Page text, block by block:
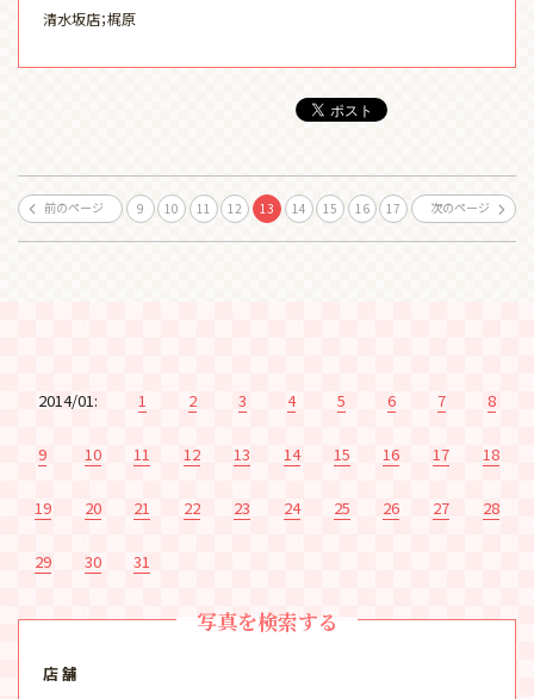
清水坂店；梶原
前のページ 9 10 11 12 13 14 15 16 17 次のページ
2014/01: 1 2 3 4 5 6 7 8
9 10 11 12 13 14 15 16 17 18
19 20 21 22 23 24 25 26 27 28
29 30 31
写真を検索する
店 舗